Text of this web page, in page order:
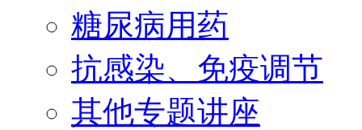
糖尿病用药
抗感染、免疫调节
其他专题讲座